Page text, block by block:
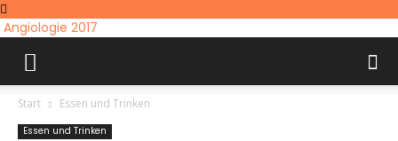
Angiologie 2017
Start Essen und Trinken
Essen und Trinken